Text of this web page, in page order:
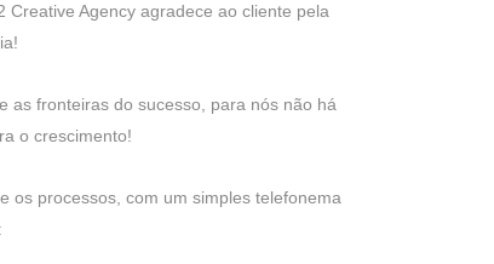
Creative Agency agradece ao cliente pela
as fronteiras do sucesso, para nós não há
o crescimento!
os processos, com um simples telefonema